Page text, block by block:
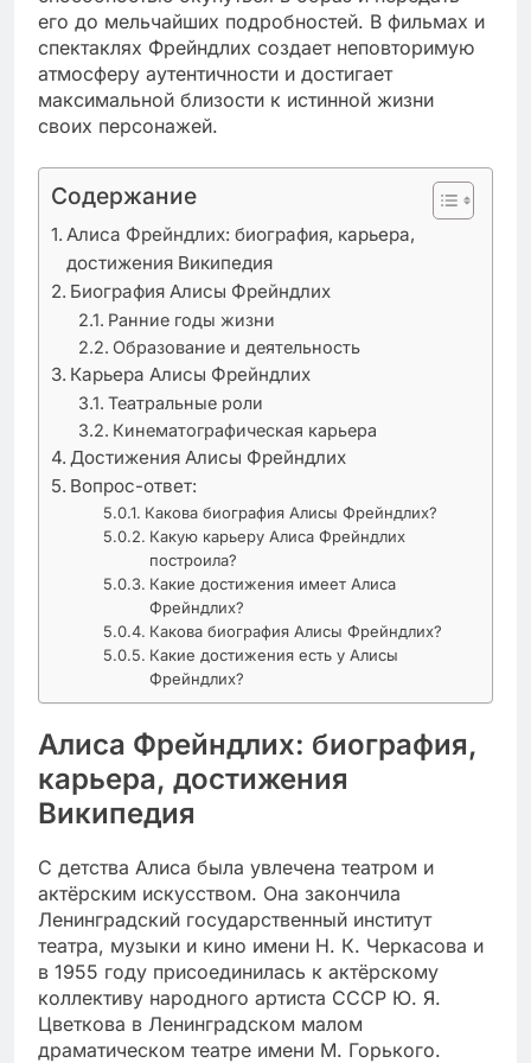
его до мельчайших подробностей. В фильмах и
спектаклях Фрейндлих создает неповторимую
атмосферу аутентичности и достигает
максимальной близости к истинной жизни
своих персонажей.
Содержание
Алиса Фрейндлих: биография, карьера,
достижения Википедия
Биография Алисы Фрейндлих
Ранние годы жизни
Образование и деятельность
Карьера Алисы Фрейндлих
Театральные роли
Кинематографическая карьера
Достижения Алисы Фрейндлих
Вопрос-ответ:
Какова биография Алисы Фрейндлих?
Какую карьеру Алиса Фрейндлих
построила?
Какие достижения имеет Алиса
Фрейндлих?
Какова биография Алисы Фрейндлих?
Какие достижения есть у Алисы
Фрейндлих?
Алиса Фрейндлих: биография,
карьера, достижения
Википедия
С детства Алиса была увлечена театром и
актёрским искусством. Она закончила
Ленинградский государственный институт
театра, музыки и кино имени Н. К. Черкасова и
в 1955 году присоединилась к актёрскому
коллективу народного артиста СССР Ю. Я.
Цветкова в Ленинградском малом
драматическом театре имени М. Горького.